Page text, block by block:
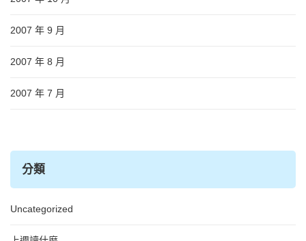
2007 年 9 月
2007 年 8 月
2007 年 7 月
分類
Uncategorized